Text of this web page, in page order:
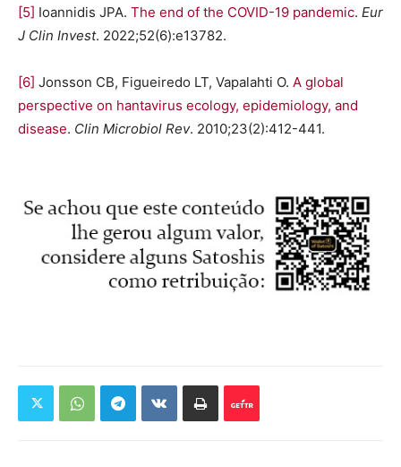
[5] Ioannidis JPA. The end of the COVID-19 pandemic. Eur
J Clin Invest. 2022;52(6):e13782.
[6] Jonsson CB, Figueiredo LT, Vapalahti O. A global
perspective on hantavirus ecology, epidemiology, and
disease. Clin Microbiol Rev. 2010;23(2):412-441.